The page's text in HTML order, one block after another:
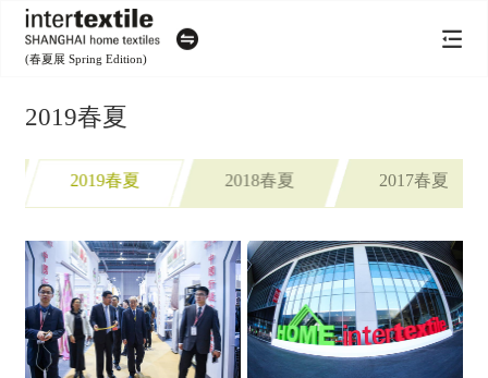
(春夏展 Spring Edition)
2019春夏
2019春夏 2018春夏 2017春夏